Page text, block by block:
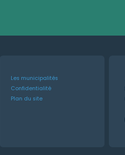
Les municipalités
Confidentialité
Plan du site